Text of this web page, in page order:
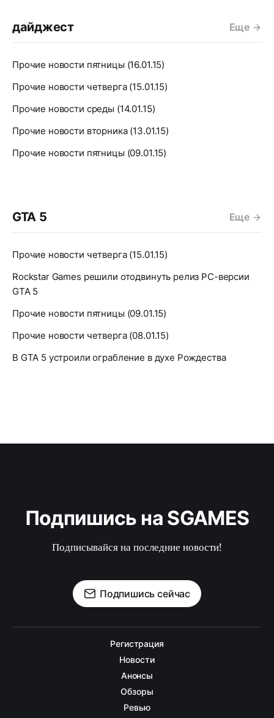
дайджест Еще
Прочие новости пятницы (16.01.15)
Прочие новости четверга (15.01.15)
Прочие новости среды (14.01.15)
Прочие новости вторника (13.01.15)
Прочие новости пятницы (09.01.15)
GTA 5 Еще
Прочие новости четверга (15.01.15)
Rockstar Games решили отодвинуть релиз PC-версии
GTA 5
Прочие новости пятницы (09.01.15)
Прочие новости четверга (08.01.15)
В GTA 5 устроили ограбление в духе Рождества
Подпишись на SGAMES
Подписывайся на последние новости!
Подпишись сейчас
Регистрация
Новости
Анонсы
Обзоры
Ревью